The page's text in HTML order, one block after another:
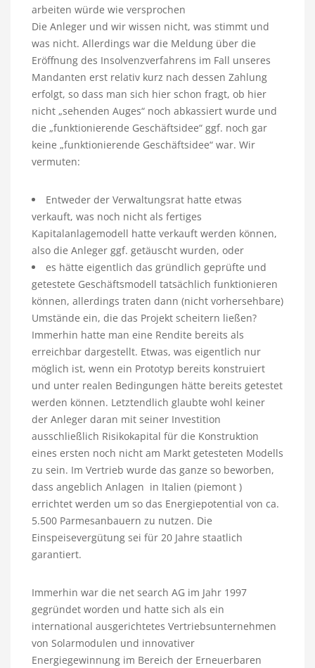
arbeiten würde wie versprochen
Die Anleger und wir wissen nicht, was stimmt und
was nicht. Allerdings war die Meldung über die
Eröffnung des Insolvenzverfahrens im Fall unseres
Mandanten erst relativ kurz nach dessen Zahlung
erfolgt, so dass man sich hier schon fragt, ob hier
nicht „sehenden Auges“ noch abkassiert wurde und
die „funktionierende Geschäftsidee“ ggf. noch gar
keine „funktionierende Geschäftsidee“ war. Wir
vermuten:
Entweder der Verwaltungsrat hatte etwas
verkauft, was noch nicht als fertiges
Kapitalanlagemodell hatte verkauft werden können,
also die Anleger ggf. getäuscht wurden, oder
es hätte eigentlich das gründlich geprüfte und
getestete Geschäftsmodell tatsächlich funktionieren
können, allerdings traten dann (nicht vorhersehbare)
Umstände ein, die das Projekt scheitern ließen?
Immerhin hatte man eine Rendite bereits als
erreichbar dargestellt. Etwas, was eigentlich nur
möglich ist, wenn ein Prototyp bereits konstruiert
und unter realen Bedingungen hätte bereits getestet
werden können. Letztendlich glaubte wohl keiner
der Anleger daran mit seiner Investition
ausschließlich Risikokapital für die Konstruktion
eines ersten noch nicht am Markt getesteten Modells
zu sein. Im Vertrieb wurde das ganze so beworben,
dass angeblich Anlagen in Italien (piemont )
errichtet werden um so das Energiepotential von ca.
5.500 Parmesanbauern zu nutzen. Die
Einspeisevergütung sei für 20 Jahre staatlich
garantiert.
Immerhin war die net search AG im Jahr 1997
gegründet worden und hatte sich als ein
international ausgerichtetes Vertriebsunternehmen
von Solarmodulen und innovativer
Energiegewinnung im Bereich der Erneuerbaren